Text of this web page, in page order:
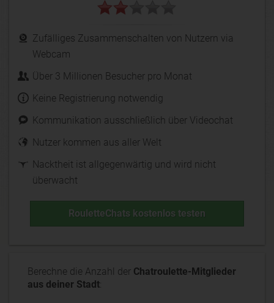
Zufälliges Zusammenschalten von Nutzern via
Webcam
Über 3 Millionen Besucher pro Monat
Keine Registrierung notwendig
Kommunikation ausschließlich über Videochat
Nutzer kommen aus aller Welt
Nacktheit ist allgegenwärtig und wird nicht
überwacht
RouletteChats kostenlos testen
Berechne die Anzahl der Chatroulette-Mitglieder
aus deiner Stadt: